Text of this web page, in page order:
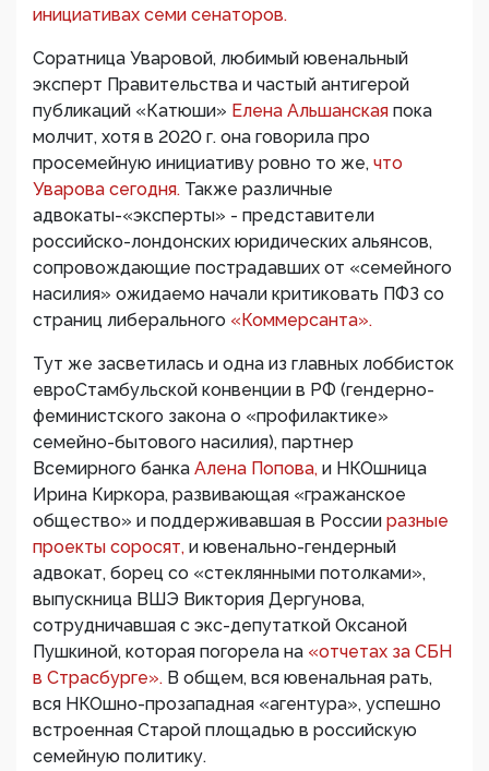
инициативах семи сенаторов.
Соратница Уваровой, любимый ювенальный
эксперт Правительства и частый антигерой
публикаций «Катюши» Елена Альшанская пока
молчит, хотя в 2020 г. она говорила про
просемейную инициативу ровно то же, что
Уварова сегодня. Также различные
адвокаты-«эксперты» - представители
российско-лондонских юридических альянсов,
сопровождающие пострадавших от «семейного
насилия» ожидаемо начали критиковать ПФЗ со
страниц либерального «Коммерсанта».
Тут же засветилась и одна из главных лоббисток
евроСтамбульской конвенции в РФ (гендерно-
феминистского закона о «профилактике»
семейно-бытового насилия), партнер
Всемирного банка Алена Попова, и НКОшница
Ирина Киркора, развивающая «гражанское
общество» и поддерживавшая в России разные
проекты соросят, и ювенально-гендерный
адвокат, борец со «стеклянными потолками»,
выпускница ВШЭ Виктория Дергунова,
сотрудничавшая с экс-депутаткой Оксаной
Пушкиной, которая погорела на «отчетах за СБН
в Страсбурге». В общем, вся ювенальная рать,
вся НКОшно-прозападная «агентура», успешно
встроенная Старой площадью в российскую
семейную политику.